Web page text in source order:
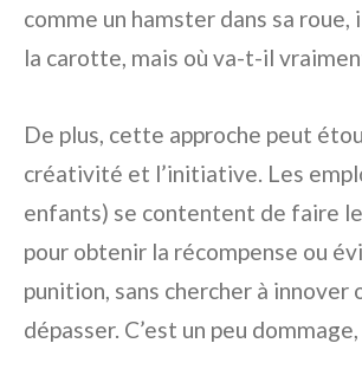
comme un hamster dans sa roue,
la carotte, mais où va-t-il
De plus, cette approche peut
créativité et l’initiative. Les
enfants) se contentent de faire
pour obtenir la récompense ou
punition, sans chercher à innover
dépasser. C’est un peu dommage,